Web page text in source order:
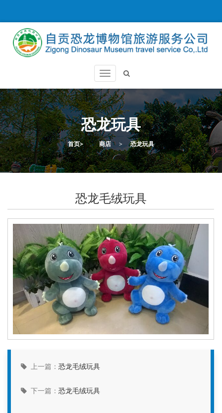
恐龙玩具
首页> 商店 > 恐龙玩具
恐龙毛绒玩具
上一篇： 恐龙毛绒玩具
下一篇： 恐龙毛绒玩具